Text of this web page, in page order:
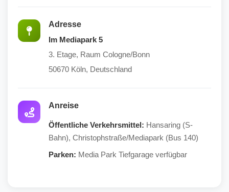
Adresse
Im Mediapark 5
3. Etage, Raum Cologne/Bonn
50670 Köln, Deutschland
Anreise
Öffentliche Verkehrsmittel: Hansaring (S-
Bahn), Christophstraße/Mediapark (Bus 140)
Parken: Media Park Tiefgarage verfügbar